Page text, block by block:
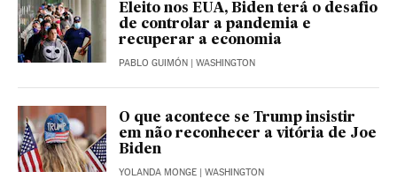
Eleito nos EUA, Biden terá o desafio
de controlar a pandemia e
recuperar a economia
PABLO GUIMÓN | WASHINGTON
O que acontece se Trump insistir
em não reconhecer a vitória de Joe
Biden
YOLANDA MONGE | WASHINGTON